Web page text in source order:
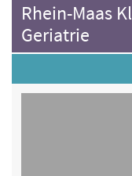
Rhein-Maas
Geriatrie